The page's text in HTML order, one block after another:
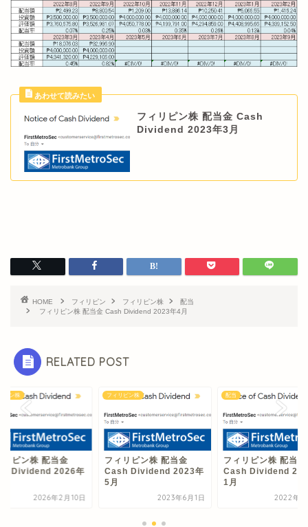
フィリピン株 配当金 Cash
Dividend 2023年3月
HOME フィリピン フィリピン株
配当
フィリピン株 配当金 Cash Dividend 2023年4月
RELATED POST
ピン株
リピン株 配当金
Dividend 2026年
2026年2月10日
フィリピン株
フィリピン株 配当金
Cash Dividend 2023年
5月
2023年6月1日
配当
フィリピン株 配当金
Cash Dividend
1月
2022年2